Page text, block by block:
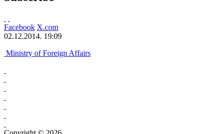
Facebook X.com
02.12.2014. 19:09
Ministry of Foreign Affairs